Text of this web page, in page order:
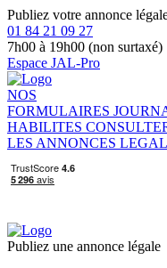
Publiez votre annonce
01 84 21 09 27
7h00 à 19h00 (non surtaxé)
Espace JAL-Pro
NOS
FORMULAIRES
HABILITES
LES ANNONCES
Publiez une annonce légale